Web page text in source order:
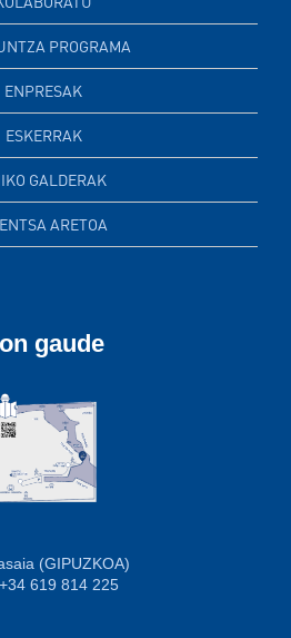
PROGRAMA
ENPRESAK
ESKERRAK
GALDERAK
ARETOA
gaude
(GIPUZKOA)
+34 619 814 225